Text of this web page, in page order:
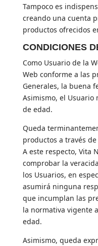
Tampoco es
creando una cuenta
productos ofrecidos
CONDICIONES
Como Usuario de la
Web conforme a las
Generales, la buena
Asimismo, el Usuario
de edad.
Queda
productos a través
A este respecto, Vita
comprobar la
los Usuarios, en
asumirá ninguna
que incumplan las
la normativa vigente
edad.
Asimismo, queda